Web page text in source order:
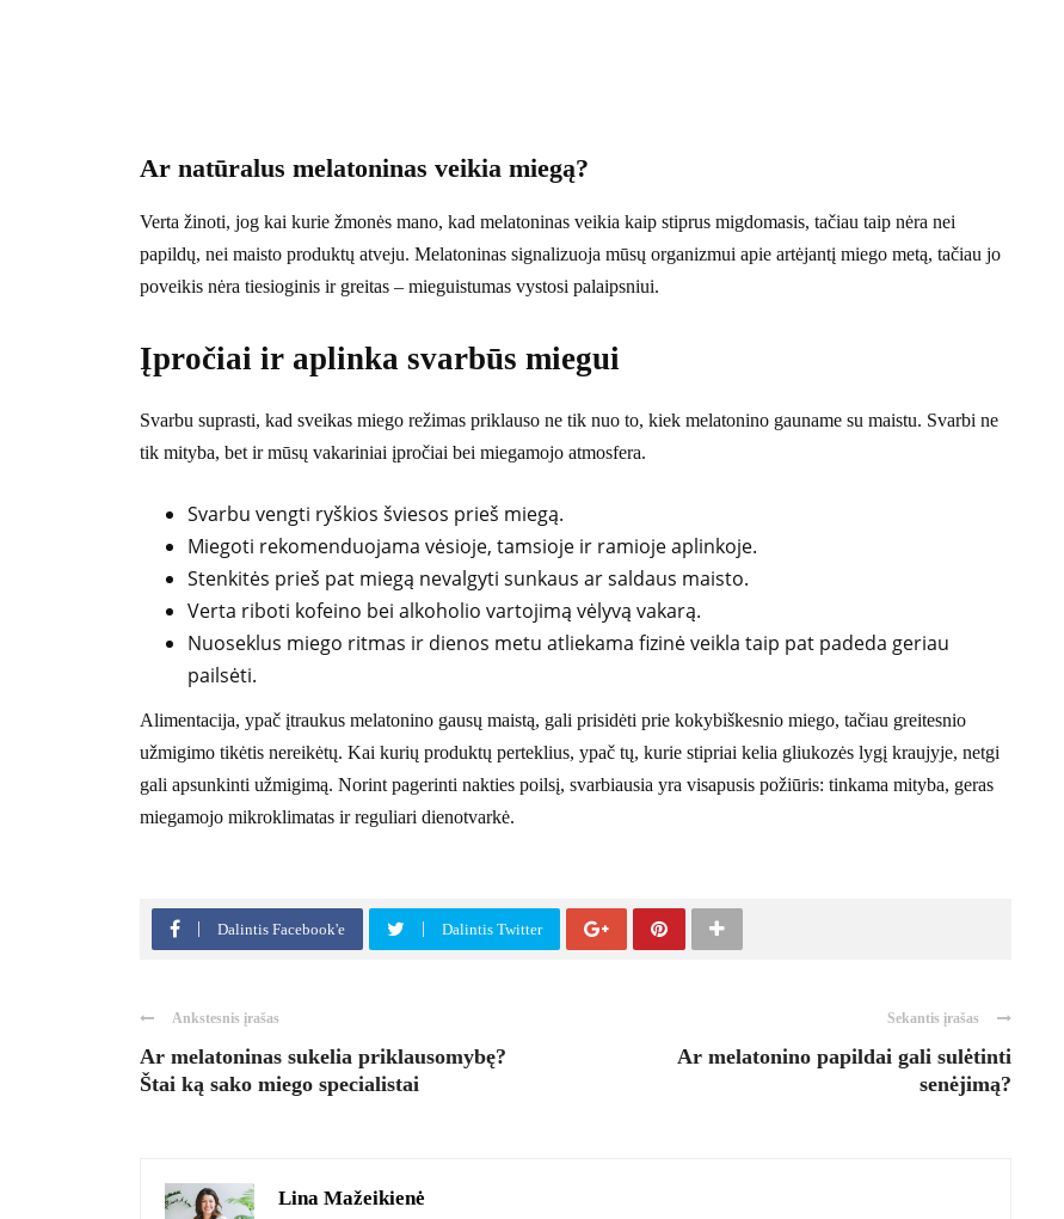
Ar natūralus melatoninas veikia miegą?
Verta žinoti, jog kai kurie žmonės mano, kad melatoninas veikia kaip stiprus migdomasis, tačiau taip nėra nei
papildų, nei maisto produktų atveju. Melatoninas signalizuoja mūsų organizmui apie artėjantį miego metą, tačiau jo
poveikis nėra tiesioginis ir greitas – mieguistumas vystosi palaipsniui.
Įpročiai ir aplinka svarbūs miegui
Svarbu suprasti, kad sveikas miego režimas priklauso ne tik nuo to, kiek melatonino gauname su maistu. Svarbi ne
tik mityba, bet ir mūsų vakariniai įpročiai bei miegamojo atmosfera.
Svarbu vengti ryškios šviesos prieš miegą.
Miegoti rekomenduojama vėsioje, tamsioje ir ramioje aplinkoje.
Stenkitės prieš pat miegą nevalgyti sunkaus ar saldaus maisto.
Verta riboti kofeino bei alkoholio vartojimą vėlyvą vakarą.
Nuoseklus miego ritmas ir dienos metu atliekama fizinė veikla taip pat padeda geriau
pailsėti.
Alimentacija, ypač įtraukus melatonino gausų maistą, gali prisidėti prie kokybiškesnio miego, tačiau greitesnio
užmigimo tikėtis nereikėtų. Kai kurių produktų perteklius, ypač tų, kurie stipriai kelia gliukozės lygį kraujyje, netgi
gali apsunkinti užmigimą. Norint pagerinti nakties poilsį, svarbiausia yra visapusis požiūris: tinkama mityba, geras
miegamojo mikroklimatas ir reguliari dienotvarkė.
Dalintis Facebook'e Dalintis Twitter
Ankstesnis įrašas
Ar melatoninas sukelia priklausomybę?
Štai ką sako miego specialistai
Sekantis įrašas
Ar melatonino papildai gali sulėtinti
senėjimą?
Lina Mažeikienė